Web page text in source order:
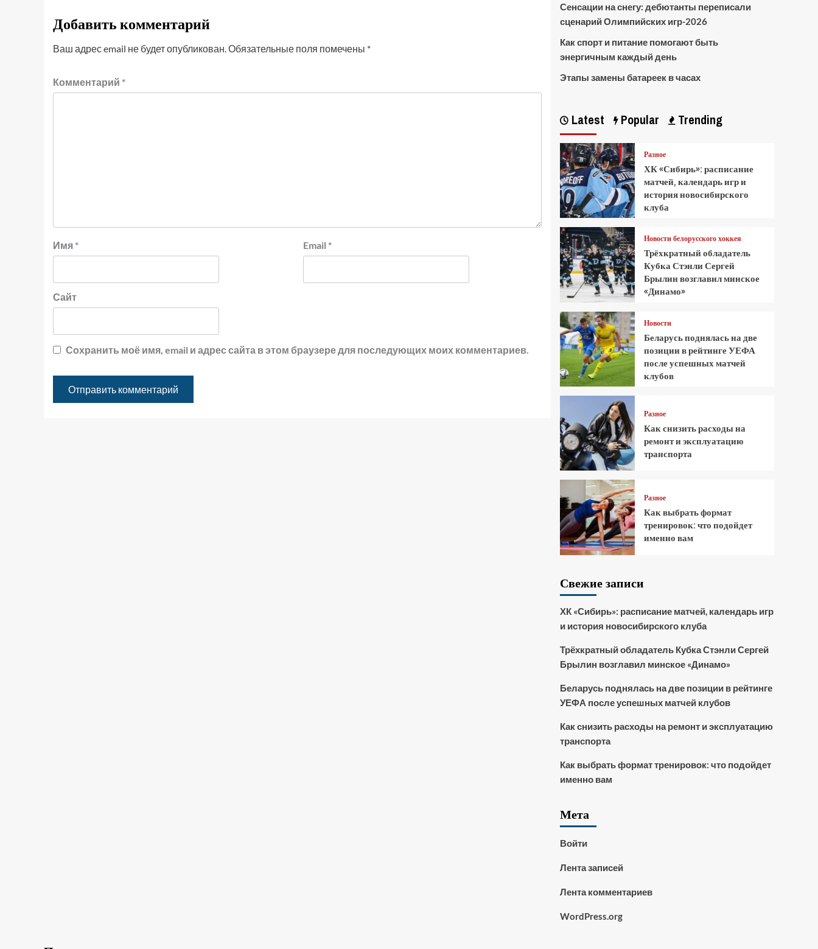
Добавить комментарий
Ваш адрес email не будет опубликован.Обязательные поля помечены *
Комментарий *
Имя * Email *
Сайт
Сохранить моё имя, email и адрес сайта в этом браузере для последующих моих комментариев.
Сенсации на снегу: дебютанты переписали
сценарий Олимпийских игр-2026
Как спорт и питание помогают быть
энергичным каждый день
Этапы замены батареек в часах
Latest Popular Trending
Разное
ХК «Сибирь»: расписание
матчей, календарь игр и
история новосибирского
клуба
Новости белорусского хоккея
Трёхкратный обладатель
Кубка Стэнли Сергей
Брылин возглавил минское
«Динамо»
Новости
Беларусь поднялась на две
позиции в рейтинге УЕФА
после успешных матчей
клубов
Разное
Как снизить расходы на
ремонт и эксплуатацию
транспорта
Разное
Как выбрать формат
тренировок: что подойдет
именно вам
Свежие записи
ХК «Сибирь»: расписание матчей, календарь игр
и история новосибирского клуба
Трёхкратный обладатель Кубка Стэнли Сергей
Брылин возглавил минское «Динамо»
Беларусь поднялась на две позиции в рейтинге
УЕФА после успешных матчей клубов
Как снизить расходы на ремонт и эксплуатацию
транспорта
Как выбрать формат тренировок: что подойдет
именно вам
Мета
Войти
Лента записей
Лента комментариев
WordPress.org